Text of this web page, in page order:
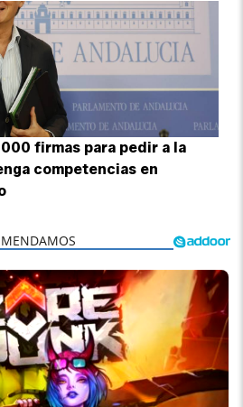
firmas para pedir a la
competencias en